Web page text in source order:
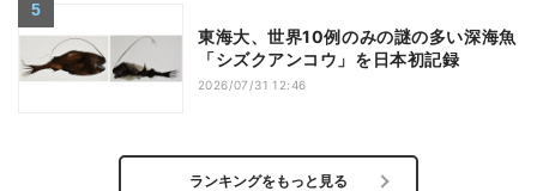
東海大、世界10例のみの謎の多い深海魚
「シズクアンコウ」を日本初記録
2026/07/31 12:46
ランキングをもっと見る